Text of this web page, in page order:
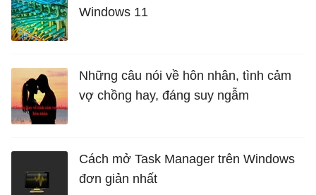
Windows 11
Những câu nói về hôn nhân, tình cảm
vợ chồng hay, đáng suy ngẫm
Cách mở Task Manager trên Windows
đơn giản nhất